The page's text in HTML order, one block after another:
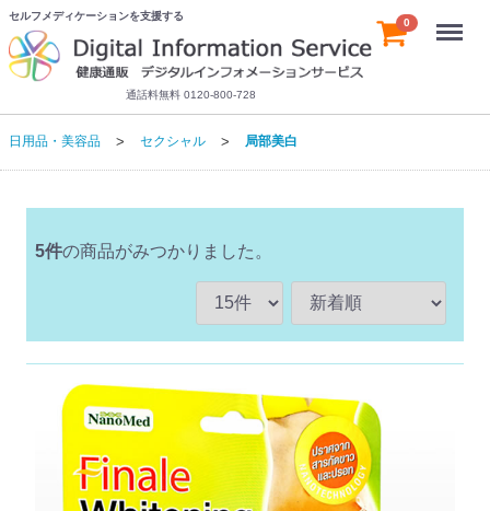
セルフメディケーションを支援する
通話料無料 0120-800-728
0 Menu
日用品・美容品 セクシャル 局部美白
5件の商品がみつかりました。